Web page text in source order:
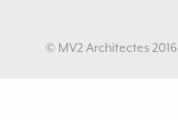
© MV2 Architectes 2016